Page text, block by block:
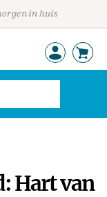
in huis
Hart van